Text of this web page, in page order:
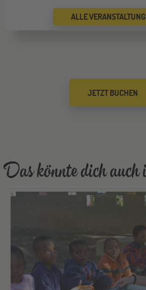
Bremen
Düsseldorf
Jugendbildungsmesse JuBi
29 ONLINE
Online-Infoabend: Ab ins Ausland
Gräfelfing
Jugendbildungsmesse JuBi
ALLE
JETZT BUCHEN
Das könnte dich auch